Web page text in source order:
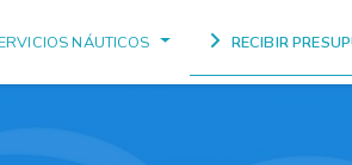
NÁUTICOS RECIBIR